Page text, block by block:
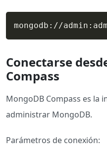
mongodb://
Conectarse
Compass
MongoDB Compass es la
administrar MongoDB.
Parámetros de conexión: